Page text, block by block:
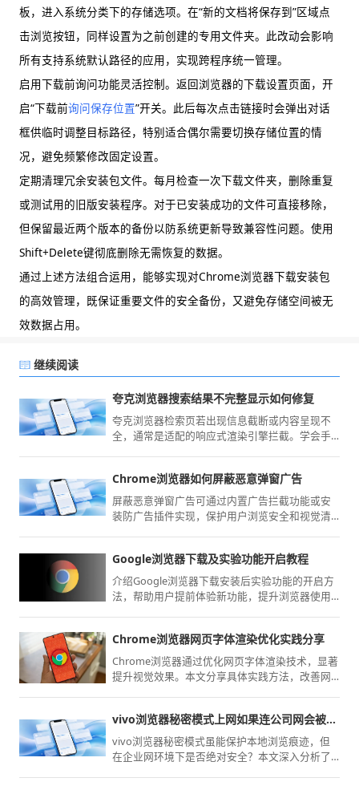
板，进入系统分类下的存储选项。在“新的文档将保存到”区域点
击浏览按钮，同样设置为之前创建的专用文件夹。此改动会影响
所有支持系统默认路径的应用，实现跨程序统一管理。
启用下载前询问功能灵活控制。返回浏览器的下载设置页面，开
启“下载前询问保存位置”开关。此后每次点击链接时会弹出对话
框供临时调整目标路径，特别适合偶尔需要切换存储位置的情
况，避免频繁修改固定设置。
定期清理冗余安装包文件。每月检查一次下载文件夹，删除重复
或测试用的旧版安装程序。对于已安装成功的文件可直接移除，
但保留最近两个版本的备份以防系统更新导致兼容性问题。使用
Shift+Delete键彻底删除无需恢复的数据。
通过上述方法组合运用，能够实现对Chrome浏览器下载安装包
的高效管理，既保证重要文件的安全备份，又避免存储空间被无
效数据占用。
继续阅读
夸克浏览器搜索结果不完整显示如何修复
夸克浏览器检索页若出现信息截断或内容呈现不
全，通常是适配的响应式渲染引擎拦截。学会手
最详尽的原始内容。
Chrome浏览器如何屏蔽恶意弹窗广告
屏蔽恶意弹窗广告可通过内置广告拦截功能或安
装防广告插件实现，保护用户浏览安全和视觉清
Google浏览器下载及实验功能开启教程
介绍Google浏览器下载安装后实验功能的开启方
法，帮助用户提前体验新功能，提升浏览器使用
Chrome浏览器网页字体渲染优化实践分享
Chrome浏览器通过优化网页字体渲染技术，显著
提升视觉效果。本文分享具体实践方法，改善网
vivo浏览器秘密模式上网如果连公司网会被抓包吗
vivo浏览器秘密模式虽能保护本地浏览痕迹，但
在企业网环境下是否绝对安全？本文深入分析了